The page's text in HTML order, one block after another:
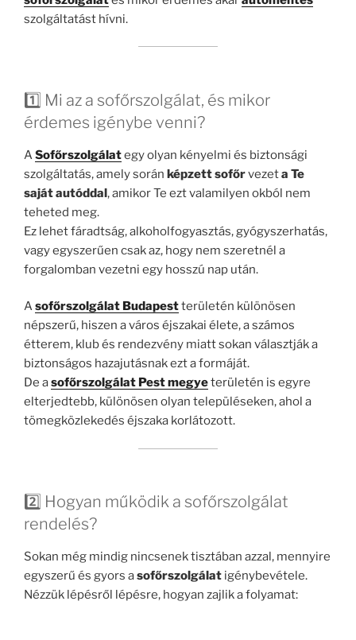
szolgáltatást hívni.
1️⃣ Mi az a sofőrszolgálat, és mikor
érdemes igénybe venni?
ASofőrszolgálategy olyan kényelmi és biztonsági
szolgáltatás, amely során képzett sofőrvezeta Te
saját autóddal, amikor Te ezt valamilyen okból nem
teheted meg.
Ez lehet fáradtság, alkoholfogyasztás, gyógyszerhatás,
vagy egyszerűen csak az, hogy nem szeretnél a
forgalomban vezetni egy hosszú nap után.
Asofőrszolgálat Budapestterületén különösen
népszerű, hiszen a város éjszakai élete, a számos
étterem, klub és rendezvény miatt sokan választják a
biztonságos hazajutásnak ezt a formáját.
De asofőrszolgálat Pest megyeterületén is egyre
elterjedtebb, különösen olyan településeken, ahol a
tömegközlekedés éjszaka korlátozott.
2️⃣ Hogyan működik a sofőrszolgálat
rendelés?
Sokan még mindig nincsenek tisztában azzal, mennyire
egyszerű és gyors asofőrszolgálat igénybevétele.
Nézzük lépésről lépésre, hogyan zajlik a folyamat: